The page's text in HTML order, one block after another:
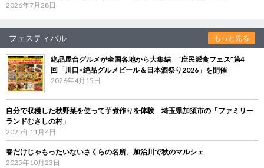
2026年7月28日
フェスティバル もっと見る
絶品屋台グルメが全国各地から大集結 “庶民派食フェス”第4
回「川口×絶品グルメビール＆日本酒祭り2026」を開催
2026年4月15日
自分で収穫した秋野菜を使って芋煮作りを体験 埼玉県加須市の「ファミリー
ランドむさしの村」
2025年11月4日
春だけじゃもったいないさくらの名所、加治川で秋のマルシェ
2025年10月23日